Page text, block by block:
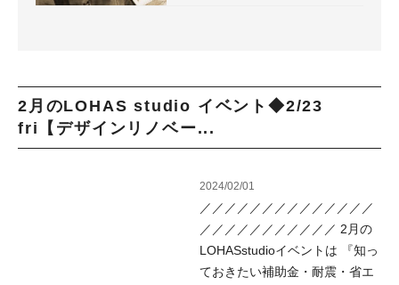
2月のLOHAS studio イベント◆2/23
fri【デザインリノベー...
2024/02/01
／／／／／／／／／／／／／／
／／／／／／／／／／／ 2月の
LOHASstudioイベントは 『知っ
ておきたい補助金・耐震・省エ